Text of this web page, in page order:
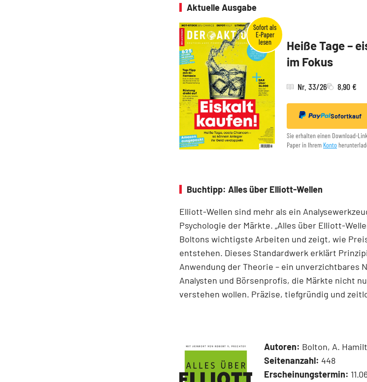
Aktuelle Ausgabe
Heiße Tage –
im Fokus
Nr. 33/26 8,90 €
Sofortkauf
Sie erhalten einen Download-
Paper in Ihrem Konto
Buchtipp: Alles über Elliott-Wellen
Elliott-Wellen sind mehr als ein
Psychologie der Märkte. „Alles über Elliott-
Boltons wichtigste Arbeiten und zeigt, wie
entstehen. Dieses Standardwerk erklärt
Anwendung der Theorie – ein unverzichtbares
Analysten und Börsenprofis, die Märkte nicht
verstehen wollen. Präzise, tiefgründig und
Autoren: Bolton, A.
Seitenanzahl: 448
Erscheinungstermin: